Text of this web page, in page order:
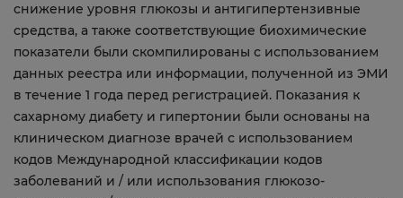
снижение уровня глюкозы и антигипертензивные
средства, а также соответствующие биохимические
показатели были скомпилированы с использованием
данных реестра или информации, полученной из ЭМИ
в течение 1 года перед регистрацией. Показания к
сахарному диабету и гипертонии были основаны на
клиническом диагнозе врачей с использованием
кодов Международной классификации кодов
заболеваний и / или использования глюкозо-